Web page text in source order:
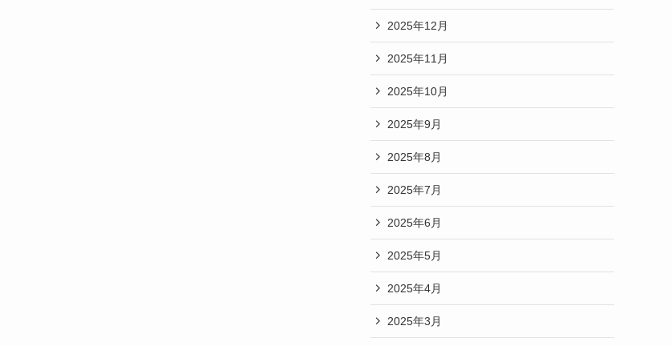
2025年12月
2025年11月
2025年10月
2025年9月
2025年8月
2025年7月
2025年6月
2025年5月
2025年4月
2025年3月